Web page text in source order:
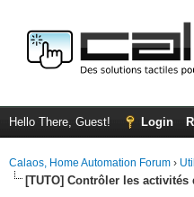
Hello There, Guest! Login
Calaos, Home Automation Forum ›
[TUTO] Contrôler les